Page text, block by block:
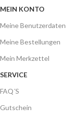
MEIN KONTO
Meine Benutzerdaten
Meine Bestellungen
Mein Merkzettel
SERVICE
FAQ´S
Gutschein